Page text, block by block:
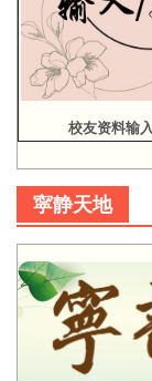
校友资料输
寜静天地